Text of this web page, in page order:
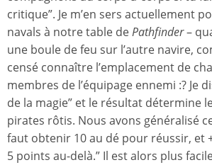
critique”. Je m’en sers actuellement
navals à notre table dePathfinder–
une boule de feu sur l’autre navire,
censé connaître l’emplacement de
membres de l’équipage ennemi :? Je
de la magie” et le résultat détermine
pirates rôtis. Nous avons généralisé
faut obtenir 10 au dé pour réussir, et
5 points au-delà.” Il est alors plus